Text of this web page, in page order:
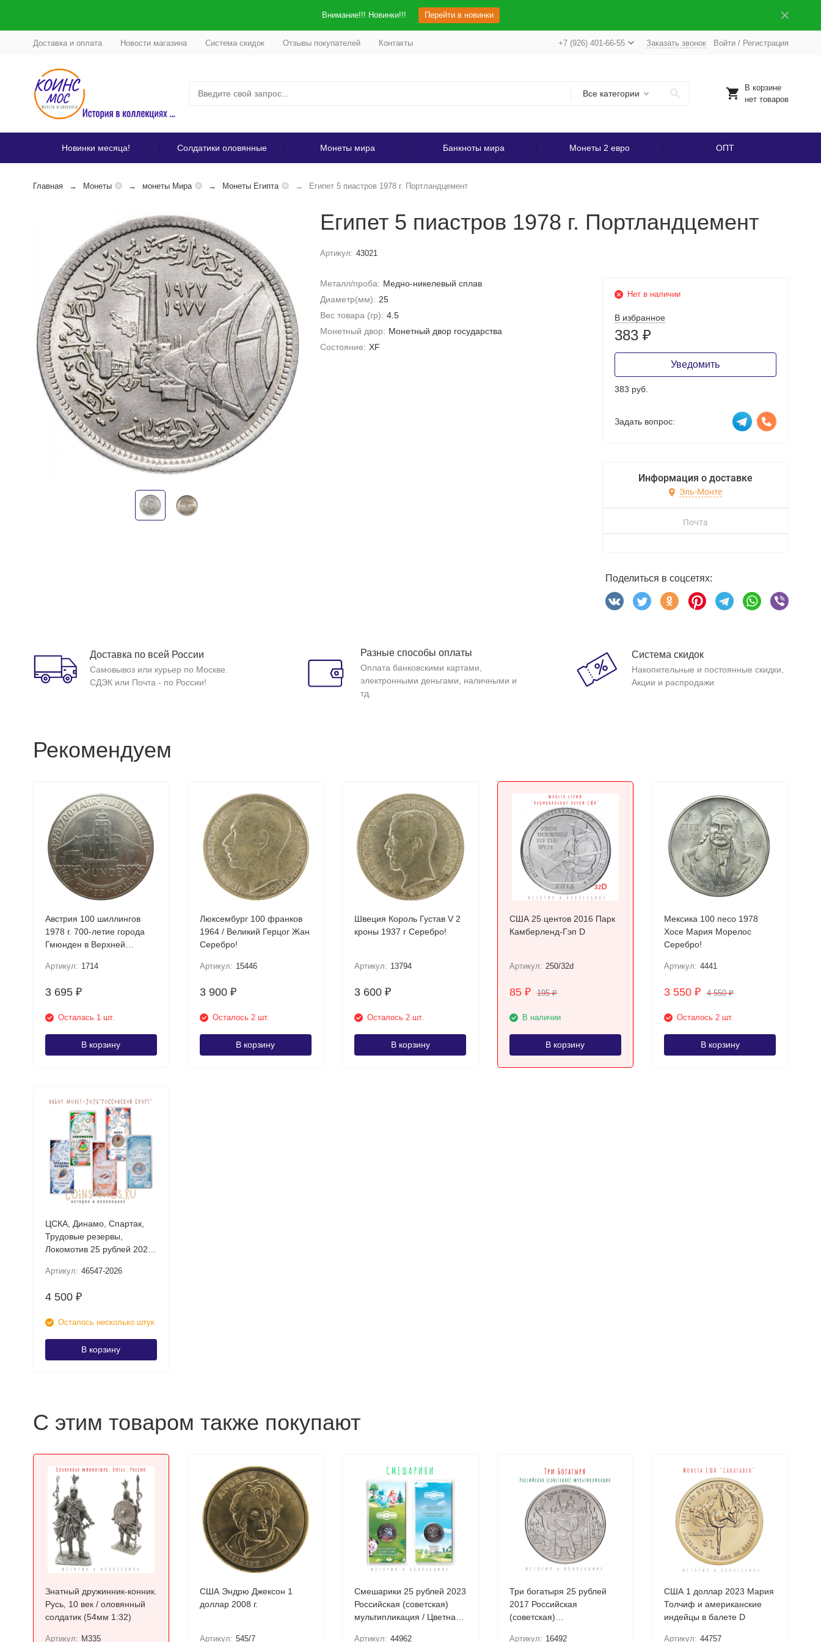
Внимание!!! Новинки!!! Перейти в новинки
Доставка и оплата Новости магазина Система скидок Отзывы покупателей Контакты +7 (926) 401-66-55 Заказать звонок Войти/ Регистрация
Все категории
В корзине
нет товаров
Новинки месяца! Солдатики оловянные Монеты мира Банкноты мира Монеты 2 евро ОПТ
Главная Монеты монеты Мира Монеты Египта Египет 5 пиастров 1978 г. Портландцемент
Египет 5 пиастров 1978 г. Портландцемент
Артикул: 43021
Металл/проба: Медно-никелевый сплав
Диаметр(мм): 25
Вес товара (гр): 4.5
Монетный двор: Монетный двор государства
Состояние: XF
Нет в наличии
В избранное
383 ₽
Уведомить
383 руб.
Задать вопрос:
Информация о доставке
Эль-Монте
Почта
Поделиться в соцсетях:
Доставка по всей России
Самовывоз или курьер по Москве.
СДЭК или Почта - по России!
Разные способы оплаты
Оплата банковскими картами,
электронными деньгами, наличными и
тд.
Система скидок
Накопительные и постоянные скидки,
Акции и распродажи
Рекомендуем
Австрия 100 шиллингов
1978 г. 700-летие города
Гмюнден в Верхней
Артикул: 1714
3 695 ₽
Осталась 1 шт.
В корзину
Люксембург 100 франков
1964 / Великий Герцог Жан
Серебро!
Артикул: 15446
3 900 ₽
Осталось 2 шт.
В корзину
Швеция Король Густав V 2
кроны 1937 г Серебро!
Артикул: 13794
3 600₽
Осталось 2 шт.
В корзину
США 25 центов 2016 Парк
Камберленд-Гэп D
Артикул: 250/32d
85 ₽ 195₽
В наличии
В корзину
Мексика 100 песо 1978
Хосе Мария Морелос
Серебро!
Артикул: 4441
3 550₽ 4 550₽
Осталось 2 шт.
В корзину
ЦСКА, Динамо, Спартак,
Трудовые резервы,
Локомотив 25 рублей 2026
Набор цветных монет в
Артикул: 46547-2026
4 500 ₽
Осталось несколько штук
В корзину
С этим товаром также покупают
Знатный дружинник-конник.
Русь, 10 век / оловянный
солдатик (54мм 1:32)
Артикул: M335
США Эндрю Джексон 1
доллар 2008 г.
Артикул: 545/7
Смешарики 25 рублей 2023
Российская (советская)
мультипликация / Цветная
Артикул: 44962
Три богатыря 25 рублей
2017 Российская
(советская)
Артикул: 16492
США 1 доллар 2023 Мария
Толчиф и американские
индейцы в балете D
Артикул: 44757